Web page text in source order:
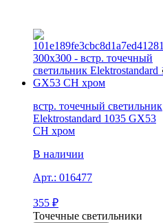
встр. точечный светильник
Elektrostandard 1035 GX53
CH хром
В наличии
Арт.: 016477
355 ₽
Точечные светильники